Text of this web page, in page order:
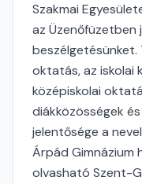
Szakmai
az
beszélgetésünket.
oktatás, az iskolai
középiskolai
diákközösségek
jelentősége a
Árpád Gimnázium
olvasható Szent-